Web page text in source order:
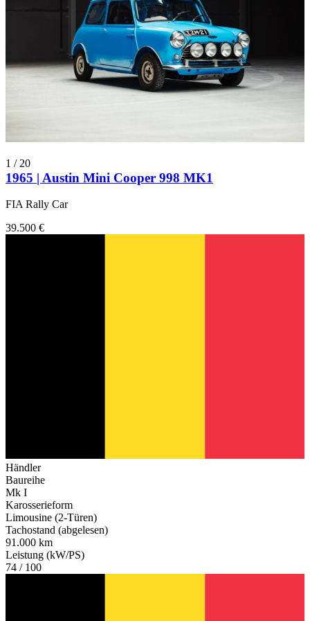
1 / 20
1965 | Austin Mini Cooper 998 MK1
FIA Rally Car
39.500 €
Händler
Baureihe
Mk I
Karosserieform
Limousine (2-Türen)
Tachostand (abgelesen)
91.000 km
Leistung (kW/PS)
74 / 100